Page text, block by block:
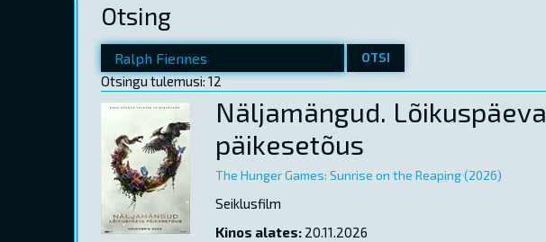
Otsing
OTSI
Otsingu tulemusi: 12
Näljamängud. Lõikuspäeva
päikesetõus
The Hunger Games: Sunrise on the Reaping (2026)
Seiklusfilm
Kinos alates: 20.11.2026